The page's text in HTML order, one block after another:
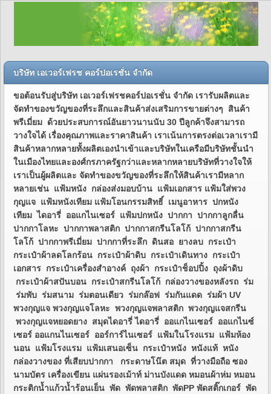
บริษัท เอเวอร์เฟรช คอร์ปอเรชั่น จำกัด
ขอต้อนรับสู่บริษัท เอเวอร์เฟรชคอร์ปอเรชั่น จำกัด เรารับผลิตและ
จัดทำของขวัญของที่ระลึกและสินค้าส่งเสริมการขายต่างๆ สินค้า
พรีเมี่ยม ด้วยประสบการณ์อันยาวนานนับ 30 ปีลูกค้าจึงสามารถ
วางใจได้ เรื่องคุณภาพและราคาสินค้า เราเน้นการตรงต่อเวลาเรามี
สินค้าหลากหลายทั้งผลิตเองนำเข้าและบริษัทในเครือมีบริษัทชั้นนำ
ในเมืองไทยและองศ์กรภาครัฐกว่าและหลากหลายบริษัทที่วางใจให้
เราเป็นผู้ผลิตและ จัดทำของขวัญของที่ระลึกให้สินค้าเรามีหลาก
หลายเช่น แฟ้มหนัง กล่องส่งมอบบ้าน แฟ้มเอกสาร แฟ้มใส่พวง
กุญแจ แฟ้มหนังเทียม แฟ้มโอนกรรมสิทธิ์ เมนูอาหาร ปกหนัง
เทียม ไดอารี่ ออแกไนเซอร์ แฟ้มปกหนัง ปากกา ปากกาลูกลื่น
ปากกาโลหะ ปากกาพลาสติก ปากกาสกรีนโลโก้ ปากกาสกรีน
โลโก้ ปากกาพรีเมี่ยม ปากกาที่ระลึก ดินสอ ยางลบ กระเป๋า
กระเป๋าผ้าลดโลกร้อน กระเป๋าผ้าดิบ กระเป๋าเดินทาง กระเป๋า
เอกสาร กระเป๋าเครื่องสำอางค์ ถุงผ้า กระเป๋าช็อปปิ้ง ถุงผ้าดิบ
กระเป๋าผ้าสปันบอน กระเป๋าสกรีนโลโก้ กล่องวางของหลังรถ ร่ม
ร่มพับ ร่มสนาม ร่มตอนเดียว ร่มกล๊อฟ ร่มกันแดด ร่มผ้า UV
พวงกุญแจ พวงกุญแจโลหะ พวงกุญแจพลาสติก พวงกุญแจสกรีน
พวงกุญแจหยอดยาง สมุดไดอารี่ ไดอารี่ ออแกไนเซอร์ ออแกไนซ์
เซอร์ ออแกนไนเซอร์ ออร์การ์ไนเซอร์ แฟ้มในโรงแรม แฟ้มห้อง
นอน แฟ้มโรงแรม แฟ้มเสนอเซ็น กระเป๋าหนัง หนังแท้ หนัง
กล่องวางของ ที่เสียบปากกา กระดาษโน๊ต สมุด ที่วางมือถือ ซอง
นามบัตร เครื่องเขียน แผ่นรองเม้าท์ ม่านบังแดด หมอนผ้าห่ม หมอน
กระติกน้ำแก้วน้ำร้อนเย็น พัด พัดพลาสติก พัดPP พัดสติ๊กเกอร์ พัด